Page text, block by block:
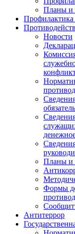
Планы и
Новости
Планы и
Формы
Антитеррор